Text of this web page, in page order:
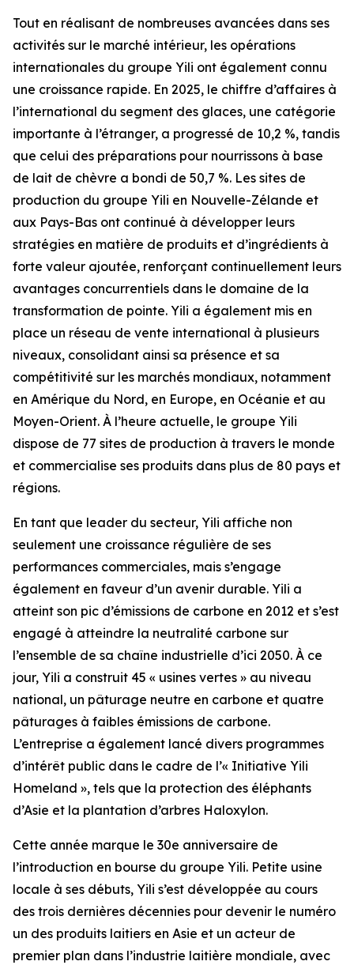
Tout en réalisant de nombreuses avancées dans ses
activités sur le marché intérieur, les opérations
internationales du groupe Yili ont également connu
une croissance rapide. En 2025, le chiffre d’affaires à
l’international du segment des glaces, une catégorie
importante à l’étranger, a progressé de 10,2 %, tandis
que celui des préparations pour nourrissons à base
de lait de chèvre a bondi de 50,7 %. Les sites de
production du groupe Yili en Nouvelle-Zélande et
aux Pays-Bas ont continué à développer leurs
stratégies en matière de produits et d’ingrédients à
forte valeur ajoutée, renforçant continuellement leurs
avantages concurrentiels dans le domaine de la
transformation de pointe. Yili a également mis en
place un réseau de vente international à plusieurs
niveaux, consolidant ainsi sa présence et sa
compétitivité sur les marchés mondiaux, notamment
en Amérique du Nord, en Europe, en Océanie et au
Moyen-Orient. À l’heure actuelle, le groupe Yili
dispose de 77 sites de production à travers le monde
et commercialise ses produits dans plus de 80 pays et
régions.
En tant que leader du secteur, Yili affiche non
seulement une croissance régulière de ses
performances commerciales, mais s’engage
également en faveur d’un avenir durable. Yili a
atteint son pic d’émissions de carbone en 2012 et s’est
engagé à atteindre la neutralité carbone sur
l’ensemble de sa chaîne industrielle d’ici 2050. À ce
jour, Yili a construit 45 « usines vertes » au niveau
national, un pâturage neutre en carbone et quatre
pâturages à faibles émissions de carbone.
L’entreprise a également lancé divers programmes
d’intérêt public dans le cadre de l’« Initiative Yili
Homeland », tels que la protection des éléphants
d’Asie et la plantation d’arbres Haloxylon.
Cette année marque le 30e anniversaire de
l’introduction en bourse du groupe Yili. Petite usine
locale à ses débuts, Yili s’est développée au cours
des trois dernières décennies pour devenir le numéro
un des produits laitiers en Asie et un acteur de
premier plan dans l’industrie laitière mondiale, avec